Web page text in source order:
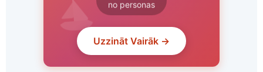
no personas
Uzzināt Vairāk →